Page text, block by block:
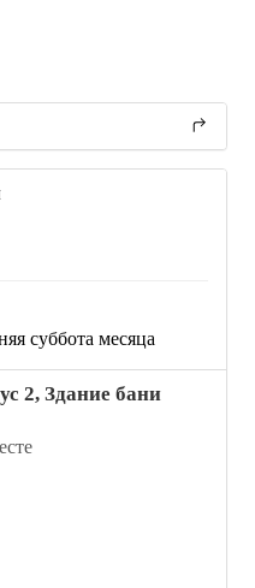
суббота месяца
2, Здание бани